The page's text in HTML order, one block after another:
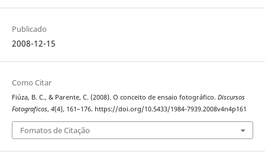
Publicado
2008-12-15
Como Citar
Fiúza, B. C., & Parente, C. (2008). O conceito de ensaio fotográfico. Discursos
Fotograficos, 4(4), 161–176. https://doi.org/10.5433/1984-7939.2008v4n4p161
Fomatos de Citação